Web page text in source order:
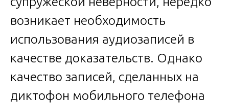
возникает необходимость
использования аудиозаписей в
качестве доказательств. Однако
качество записей, сделанных на
диктофон мобильного телефона